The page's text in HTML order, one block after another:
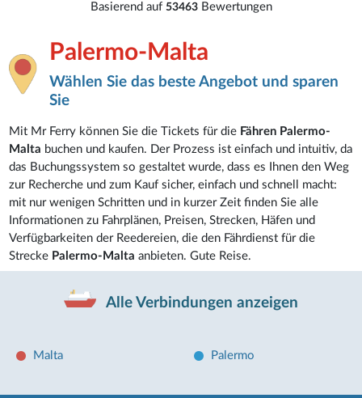
Basierend auf 53463Bewertungen
Palermo-Malta
Wählen Sie das beste Angebot und sparen
Sie
Mit Mr Ferry können Sie die Tickets für die Fähren Palermo-
Malta buchen und kaufen. Der Prozess ist einfach und intuitiv, da
das Buchungssystem so gestaltet wurde, dass es Ihnen den Weg
zur Recherche und zum Kauf sicher, einfach und schnell macht:
mit nur wenigen Schritten und in kurzer Zeit finden Sie alle
Informationen zu Fahrplänen, Preisen, Strecken, Häfen und
Verfügbarkeiten der Reedereien, die den Fährdienst für die
Strecke Palermo-Malta anbieten. Gute Reise.
Alle Verbindungen anzeigen
Malta Palermo